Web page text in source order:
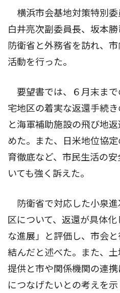
横浜市会基地対策特別委
白井亮次副委員長、坂本勝
防衛省と外務省を訪れ、
活動を行った。
要望書では、６月末まで
宅地区の着実な返還手続
と海軍補助施設の飛び地
めた。また、日米地位協
育徹底など、市民生活の
いても強く訴えた。
防衛省で対応した小泉進
区について、返還が具体
な進展」と評価し、市会
結んだと述べた。また、
提供と市や関係機関の連
につなげたいとの考えを示